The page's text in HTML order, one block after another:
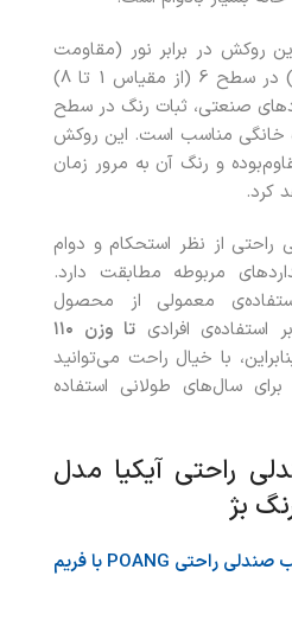
روکش در برابر نور (مقاومت
در برابر محوشدن رنگ) در سطح 6 (از مقیاس 1 تا 8)
صنعتی، ثبات رنگ در سطح
خانگی مناسب است. این روکش
و رنگ آن به مرور زمان
کرد.
راحتی از نظر استحکام و دوام
مربوطه مطابقت دارد.
معمولی از محصول
استفاده‌ی افرادی
تا وزن ۱۱۰
با خیال راحت می‌توانید
سال‌های طولانی استفاده
راحتی آیکیا مدل
راهنمای نصب صندلی راحتی POANG با فریم